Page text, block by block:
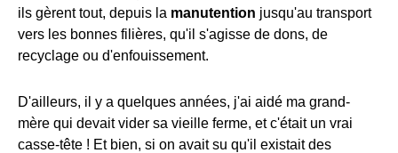
ils gèrent tout, depuis la manutention jusqu'au transport
vers les bonnes filières, qu'il s'agisse de dons, de
recyclage ou d'enfouissement.
D'ailleurs, il y a quelques années, j'ai aidé ma grand-
mère qui devait vider sa vieille ferme, et c'était un vrai
casse-tête ! Et bien, si on avait su qu'il existait des